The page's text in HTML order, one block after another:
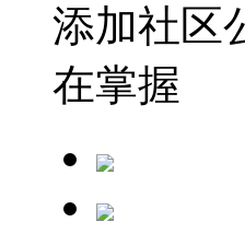
添加社区
在掌握